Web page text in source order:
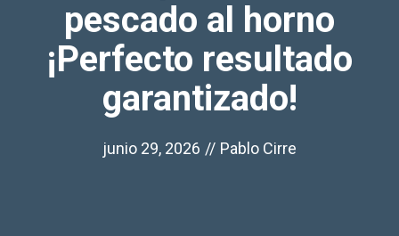
pescado al horno
¡Perfecto resultado
garantizado!
junio 29, 2026 // Pablo Cirre